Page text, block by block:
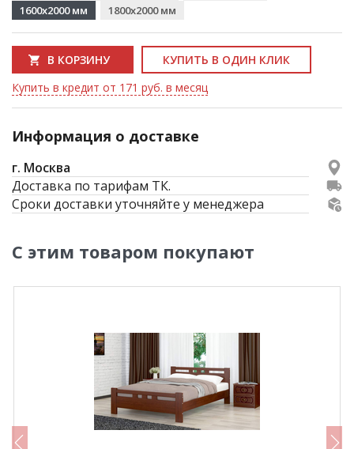
1600x2000 мм
1800x2000 мм
В КОРЗИНУ
КУПИТЬ В ОДИН КЛИК
Купить в кредит от 171 руб. в месяц
Информация о доставке
г. Москва
Доставка по тарифам ТК.
Сроки доставки уточняйте у менеджера
С этим товаром покупают